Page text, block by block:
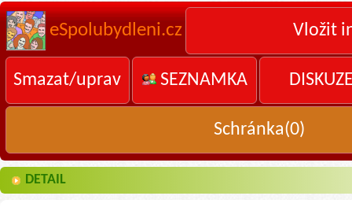
eSpolubydleni.cz Vložit
Smazat/uprav SEZNAMKA
Schránka(0)
DETAIL